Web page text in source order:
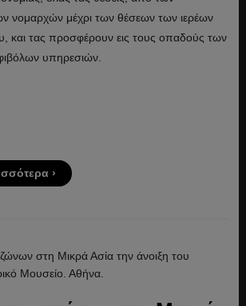
νομαρχών μέχρι των θέσεων των ιερέων
και τας προσφέρουν εις τους οπαδούς των
υπηρεσιών.
›